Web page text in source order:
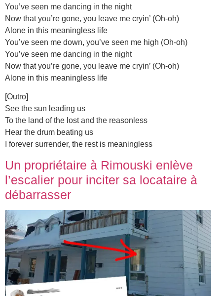
You’ve seen me dancing in the night
Now that you’re gone, you leave me cryin’ (Oh-oh)
Alone in this meaningless life
You’ve seen me down, you’ve seen me high (Oh-oh)
You’ve seen me dancing in the night
Now that you’re gone, you leave me cryin’ (Oh-oh)
Alone in this meaningless life
[Outro]
See the sun leading us
To the land of the lost and the reasonless
Hear the drum beating us
I forever surrender, the rest is meaningless
Un propriétaire à Rimouski enlève
l’escalier pour inciter sa locataire à
débarrasser